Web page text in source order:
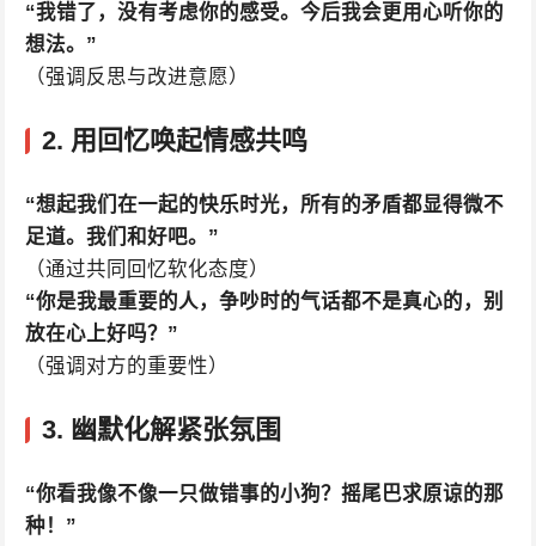
“我错了，没有考虑你的感受。今后我会更用心听你的
想法。”
（强调反思与改进意愿）
2. 用回忆唤起情感共鸣
“想起我们在一起的快乐时光，所有的矛盾都显得微不
足道。我们和好吧。”
（通过共同回忆软化态度）
“你是我最重要的人，争吵时的气话都不是真心的，别
放在心上好吗？”
（强调对方的重要性）
3. 幽默化解紧张氛围
“你看我像不像一只做错事的小狗？摇尾巴求原谅的那
种！”